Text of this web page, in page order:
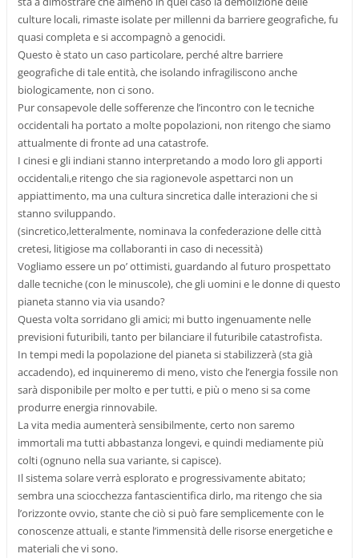
culture locali, rimaste isolate per millenni da barriere geografiche, fu
quasi completa e si accompagnò a genocidi.
Questo è stato un caso particolare, perché altre barriere
geografiche di tale entità, che isolando infragiliscono anche
biologicamente, non ci sono.
Pur consapevole delle sofferenze che l’incontro con le tecniche
occidentali ha portato a molte popolazioni, non ritengo che siamo
attualmente di fronte ad una catastrofe.
I cinesi e gli indiani stanno interpretando a modo loro gli apporti
occidentali,e ritengo che sia ragionevole aspettarci non un
appiattimento, ma una cultura sincretica dalle interazioni che si
stanno sviluppando.
(sincretico,letteralmente, nominava la confederazione delle città
cretesi, litigiose ma collaboranti in caso di necessità)
Vogliamo essere un po’ ottimisti, guardando al futuro prospettato
dalle tecniche (con le minuscole), che gli uomini e le donne di questo
pianeta stanno via via usando?
Questa volta sorridano gli amici; mi butto ingenuamente nelle
previsioni futuribili, tanto per bilanciare il futuribile catastrofista.
In tempi medi la popolazione del pianeta si stabilizzerà (sta già
accadendo), ed inquineremo di meno, visto che l’energia fossile non
sarà disponibile per molto e per tutti, e più o meno si sa come
produrre energia rinnovabile.
La vita media aumenterà sensibilmente, certo non saremo
immortali ma tutti abbastanza longevi, e quindi mediamente più
colti (ognuno nella sua variante, si capisce).
Il sistema solare verrà esplorato e progressivamente abitato;
sembra una sciocchezza fantascientifica dirlo, ma ritengo che sia
l’orizzonte ovvio, stante che ciò si può fare semplicemente con le
conoscenze attuali, e stante l’immensità delle risorse energetiche e
materiali che vi sono.